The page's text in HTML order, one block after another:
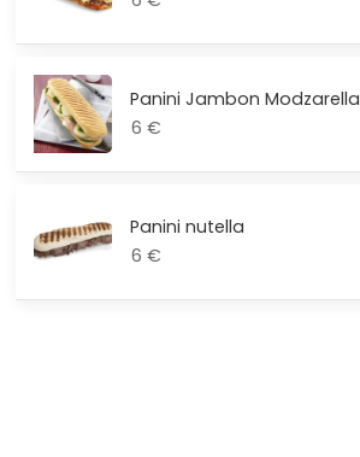
Panini Jambon Modzarella
6 €
Panini nutella
6 €